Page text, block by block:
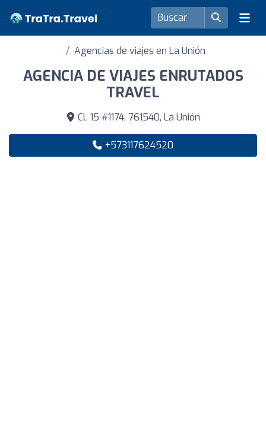
Agencias de viajes en La Unión
AGENCIA DE VIAJES ENRUTADOS
TRAVEL
Cl. 15 #1174, 761540, La Unión
+573117624520